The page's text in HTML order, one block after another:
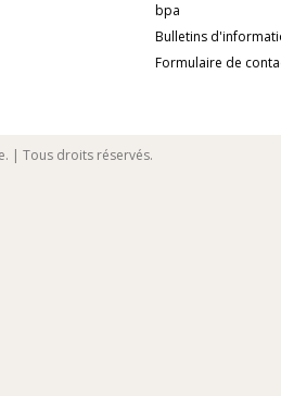
bpa
Bulletins
Formulaire de
| Tous droits réservés.